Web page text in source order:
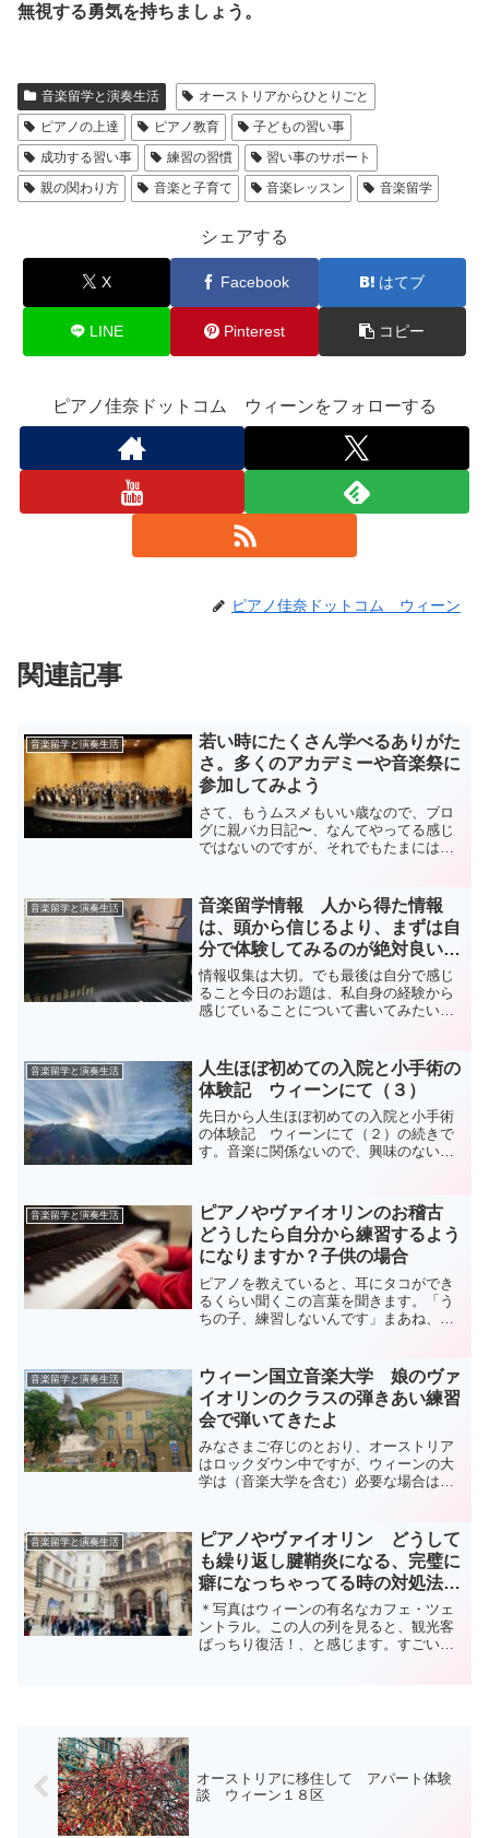
無視する勇気を持ちましょう。
音楽留学と演奏生活
オーストリアからひとりごと
ピアノの上達
ピアノ教育
子どもの習い事
成功する習い事
練習の習慣
習い事のサポート
親の関わり方
音楽と子育て 音楽レッスン 音楽留学
シェアする
X Facebook はてブ
LINE Pinterest コピー
ピアノ佳奈ドットコム ウィーンをフォローする
ピアノ佳奈ドットコム ウィーン
関連記事
音楽留学と演奏生活
若い時にたくさん学べるありがた
さ。多くのアカデミーや音楽祭に
参加してみよう
さて、もうムスメもいい歳なので、ブロ
グに親バカ日記〜、なんてやってる感じ
ではないのですが、それでもたまには彼
のアカデミーに参加しています。毎年、
世界中から、公開オーディ...
音楽留学と演奏生活
音楽留学情報 人から得た情報
は、頭から信じるより、まずは自
分で体験してみるのが絶対良いと
いうお話
情報収集は大切。でも最後は自分で感じ
ること今日のお題は、私自身の経験から
感じていることについて書いてみたいと
集がとても大切になります。「その国の
治安はどうなのだろう」「...
音楽留学と演奏生活
人生ほぼ初めての入院と小手術の
体験記 ウィーンにて（３）
先日から人生ほぼ初めての入院と小手術
の体験記 ウィーンにて（２）の続きで
す。音楽に関係ないので、興味のない人
ストリア人。私よりひとつ年上です。返
ってくるなり彼氏（ご主...
音楽留学と演奏生活
ピアノやヴァイオリンのお稽古
どうしたら自分から練習するよう
になりますか？子供の場合
ピアノを教えていると、耳にタコができ
るくらい聞くこの言葉を聞きます。「う
ちの子、練習しないんです」まあね、ピ
スンの時は楽しそうにしていても、プロ
を目指す子たちのように、...
音楽留学と演奏生活
ウィーン国立音楽大学 娘のヴァ
イオリンのクラスの弾きあい練習
会で弾いてきたよ
みなさまご存じのとおり、オーストリア
はロックダウン中ですが、ウィーンの大
学は（音楽大学を含む）必要な場合は、
弾きあい会でした。きちんと2Gプラス
（ワクチン接種・感染後６ヶ...
音楽留学と演奏生活
ピアノやヴァイオリン どうして
も繰り返し腱鞘炎になる、完璧に
癖になっちゃってる時の対処法と
は
＊写真はウィーンの有名なカフェ・ツェ
ントラル。この人の列を見ると、観光客
ばっちり復活！、と感じます。すごい
オーストリアに移住して アパート体験
談 ウィーン１８区